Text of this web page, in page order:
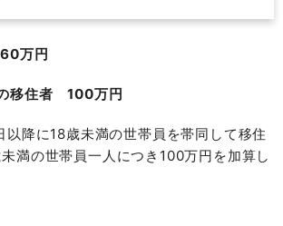
60万円
移住者100万円
降に18歳未満の世帯員を帯同して移住
満の世帯員一人につき100万円を加算し